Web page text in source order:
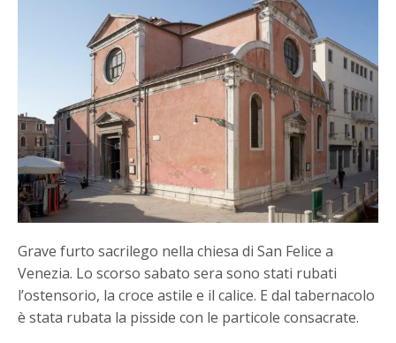
Grave furto sacrilego nella chiesa di San Felice a
Venezia. Lo scorso sabato sera sono stati rubati
l’ostensorio, la croce astile e il calice. E dal tabernacolo
è stata rubata la pisside con le particole consacrate.